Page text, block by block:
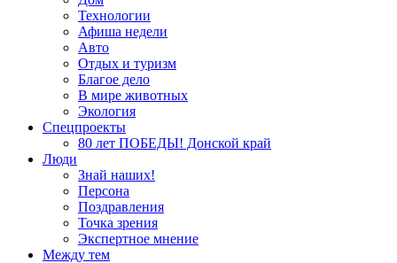
Технологии
Афиша недели
Авто
Отдых и туризм
Благое дело
В мире животных
Экология
Спецпроекты
80 лет ПОБЕДЫ! Донской край
Люди
Знай наших!
Персона
Поздравления
Точка зрения
Экспертное мнение
Между тем